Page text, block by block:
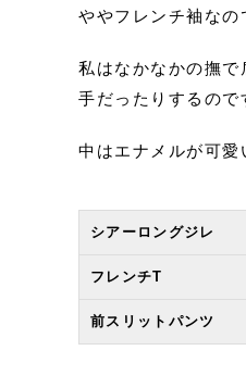
ややフレンチ袖なの
私はなかなかの撫
手だったりするので
中はエナメルが可愛
シアーロングジレ
フレンチT
前スリットパンツ